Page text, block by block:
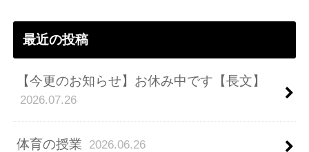
最近の投稿
【今更のお知らせ】お休み中です【長文】
2026.07.26
体育の授業 2026.06.26